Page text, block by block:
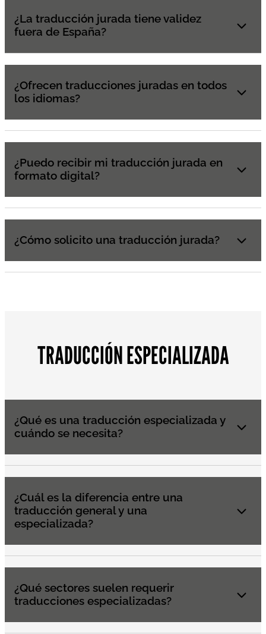
¿La traducción jurada tiene validez
fuera de España?
¿Ofrecen traducciones juradas en todos
los idiomas?
¿Puedo recibir mi traducción jurada en
formato digital?
¿Cómo solicito una traducción jurada?
TRADUCCIÓN ESPECIALIZADA
¿Qué es una traducción especializada y
cuándo se necesita?
¿Cuál es la diferencia entre una
traducción general y una
especializada?
¿Qué sectores suelen requerir
traducciones especializadas?